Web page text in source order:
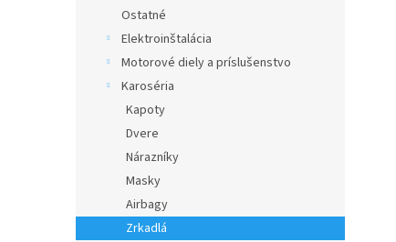
Ostatné
Elektroinštalácia
Motorové diely a príslušenstvo
Karoséria
Kapoty
Dvere
Nárazníky
Masky
Airbagy
Zrkadlá